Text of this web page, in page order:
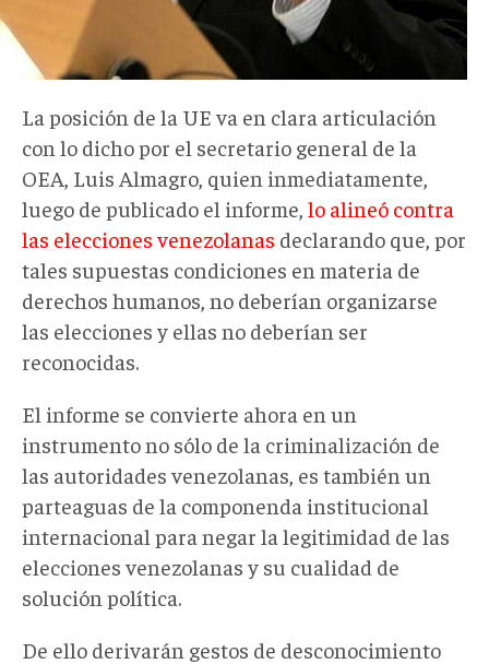
La posición de la UE va en clara articulación
con lo dicho por el secretario general de la
OEA, Luis Almagro, quien inmediatamente,
luego de publicado el informe, lo alineó contra
las elecciones venezolanas declarando que, por
tales supuestas condiciones en materia de
derechos humanos, no deberían organizarse
las elecciones y ellas no deberían ser
reconocidas.
El informe se convierte ahora en un
instrumento no sólo de la criminalización de
las autoridades venezolanas, es también un
parteaguas de la componenda institucional
internacional para negar la legitimidad de las
elecciones venezolanas y su cualidad de
solución política.
De ello derivarán gestos de desconocimiento